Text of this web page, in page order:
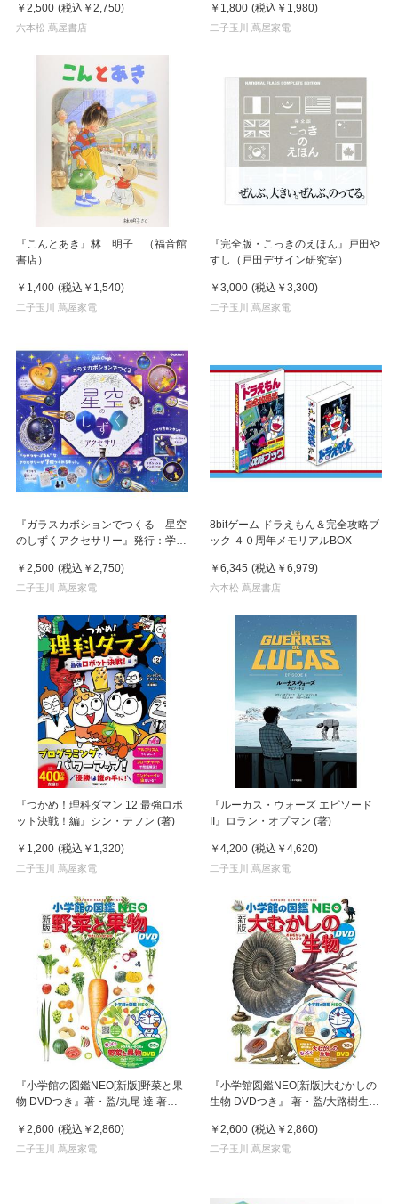
￥2,500 (税込 ￥2,750)
六本松 蔦屋書店
￥1,800 (税込 ￥1,980)
二子玉川 蔦屋家電
『こんとあき』林 明子 （福音館
書店）
￥1,400 (税込 ￥1,540)
二子玉川 蔦屋家電
『完全版・こっきのえほん』戸田や
すし（戸田デザイン研究室）
￥3,000 (税込 ￥3,300)
二子玉川 蔦屋家電
『ガラスカボションでつくる 星空
のしずくアクセサリー』発行：学研
￥2,500 (税込 ￥2,750)
二子玉川 蔦屋家電
8bitゲーム ドラえもん＆完全攻略ブ
ック ４０周年メモリアルBOX
￥6,345 (税込 ￥6,979)
六本松 蔦屋書店
『つかめ！理科ダマン 12 最強ロボ
ット決戦！編』シン・テフン (著)
￥1,200 (税込 ￥1,320)
二子玉川 蔦屋家電
『ルーカス・ウォーズ エピソード
II』ロラン・オプマン (著)
￥4,200 (税込 ￥4,620)
二子玉川 蔦屋家電
『小学館の図鑑NEO[新版]野菜と果
物 DVDつき』著・監/丸尾 達 著・
￥2,600 (税込 ￥2,860)
二子玉川 蔦屋家電
『小学館図鑑NEO[新版]大むかしの
生物 DVDつき』 著・監/大路樹生
￥2,600 (税込 ￥2,860)
二子玉川 蔦屋家電